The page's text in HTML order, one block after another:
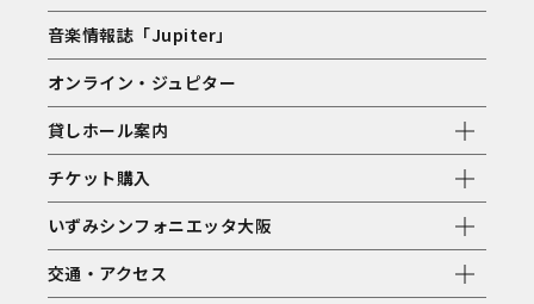
音楽情報誌「Jupiter」
オンライン・ジュピター
貸しホール案内
チケット購入
いずみシンフォニエッタ大阪
交通・アクセス